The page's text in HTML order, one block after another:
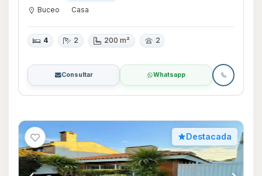
Buceo Casa
4 2 200 m² 2
Consultar Whatsapp
Destacada